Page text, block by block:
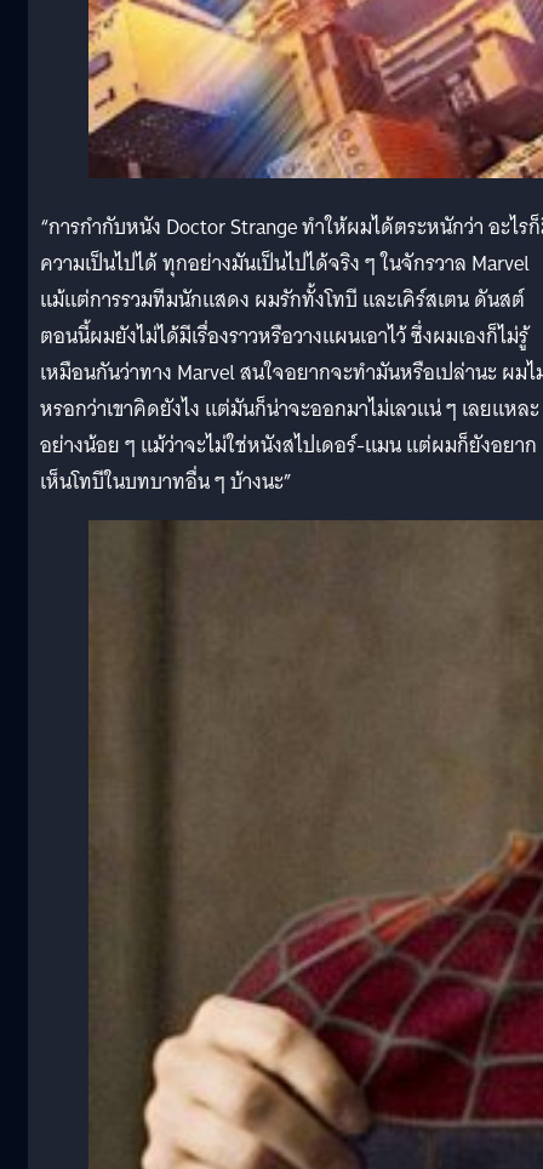
“การกำกับหนัง Doctor Strange ทำให้ผมได้ตระหนักว่า อะไร
ความเป็นไปได้ ทุกอย่างมันเป็นไปได้จริง ๆ ในจักรวาล Marvel
แม้แต่การรวมทีมนักแสดง ผมรักทั้งโทบี และเคิร์สเตน ดันสต์
ตอนนี้ผมยังไม่ได้มีเรื่องราวหรือวางแผนเอาไว้ ซึ่งผมเองก็ไม่รู้
เหมือนกันว่าทาง Marvel สนใจอยากจะทำมันหรือเปล่านะ ผมไ
หรอกว่าเขาคิดยังไง แต่มันก็น่าจะออกมาไม่เลวแน่ ๆ เลยแหละ
อย่างน้อย ๆ แม้ว่าจะไม่ใช่หนังสไปเดอร์-แมน แต่ผมก็ยังอยาก
เห็นโทบีในบทบาทอื่น ๆ บ้างนะ”